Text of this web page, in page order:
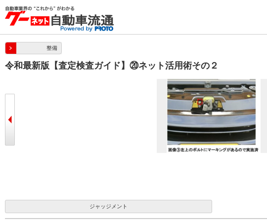
整備
令和最新版【査定検査ガイド】⑳ネット活用術その２
ジャッジメント